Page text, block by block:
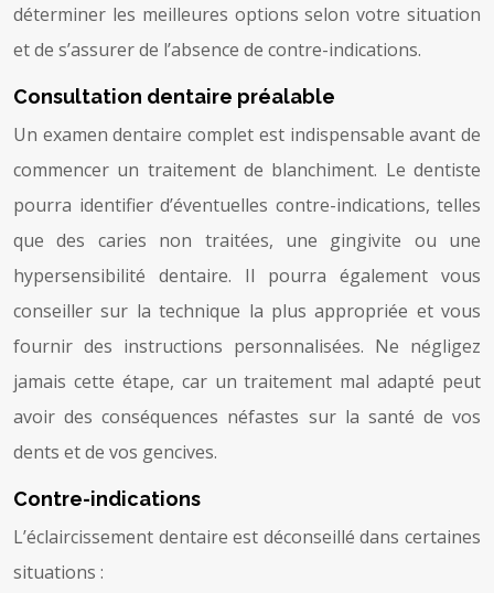
déterminer les meilleures options selon votre situation
et de s’assurer de l’absence de contre-indications.
Consultation dentaire préalable
Un examen dentaire complet est indispensable avant de
commencer un traitement de blanchiment. Le dentiste
pourra identifier d’éventuelles contre-indications, telles
que des caries non traitées, une gingivite ou une
hypersensibilité dentaire. Il pourra également vous
conseiller sur la technique la plus appropriée et vous
fournir des instructions personnalisées. Ne négligez
jamais cette étape, car un traitement mal adapté peut
avoir des conséquences néfastes sur la santé de vos
dents et de vos gencives.
Contre-indications
L’éclaircissement dentaire est déconseillé dans certaines
situations :